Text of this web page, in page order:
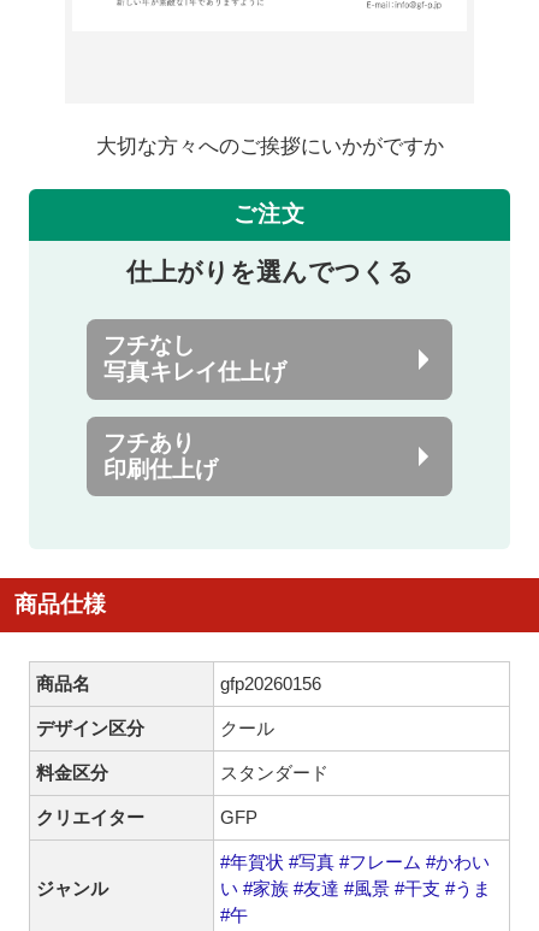
大切な方々へのご挨拶にいかがですか
ご注文
仕上がりを選んでつくる
フチなし
写真キレイ仕上げ
フチあり
印刷仕上げ
商品仕様
商品名 gfp20260156
デザイン区分 クール
料金区分 スタンダード
クリエイター GFP
ジャンル
#年賀状 #写真 #フレーム #かわい
い #家族 #友達 #風景 #干支 #うま
#午